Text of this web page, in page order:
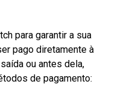
para garantir a sua
pago diretamente à
ou antes dela,
de pagamento: